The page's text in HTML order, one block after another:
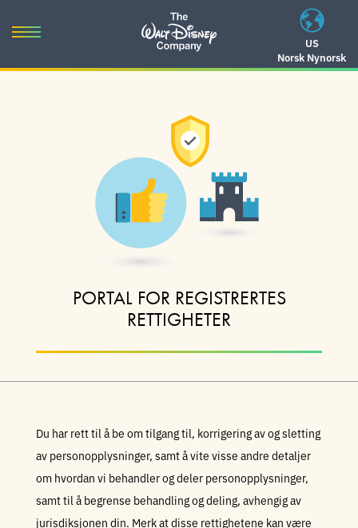
US
Norsk Nynorsk
Toggle
PORTAL FOR REGISTRERTES
RETTIGHETER
Du har rett til å be om tilgang til, korrigering av og sletting
av personopplysninger, samt å vite visse andre detaljer
om hvordan vi behandler og deler personopplysninger,
samt til å begrense behandling og deling, avhengig av
jurisdiksjonen din. Merk at disse rettighetene kan være